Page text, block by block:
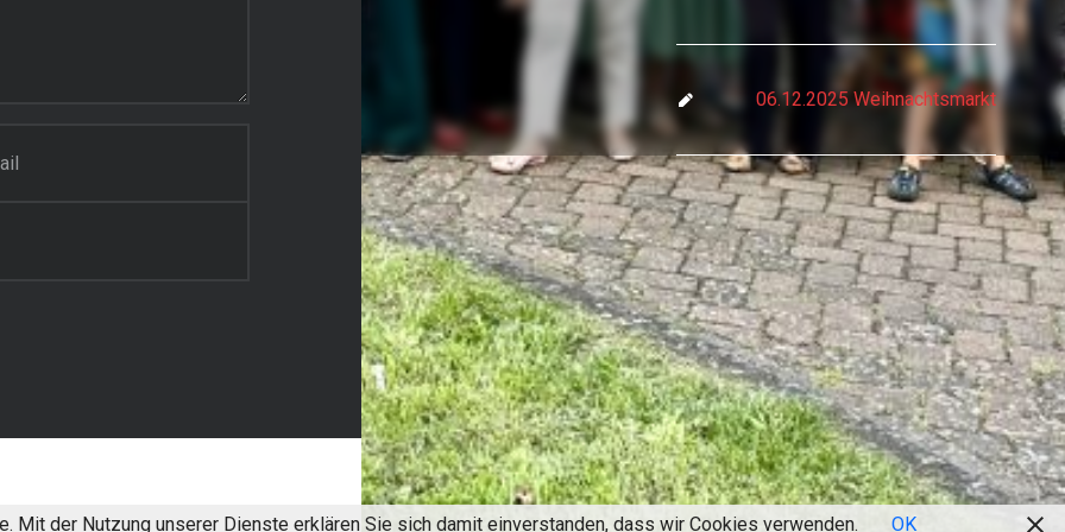
06.12.2025 Weihnachtsmarkt
Mit der Nutzung unserer Dienste erklären Sie sich damit einverstanden, dass wir Cookies verwenden. OK